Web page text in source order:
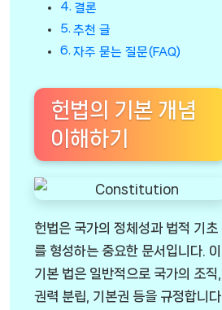
결론
추천 글
자주 묻는 질문(FAQ)
헌법의 기본 개념
이해하기
헌법은 국가의 정체성과 법적 기초
를 형성하는 중요한 문서입니다. 이
기본 법은 일반적으로 국가의 조직,
권력 분립, 기본권 등을 규정합니다.